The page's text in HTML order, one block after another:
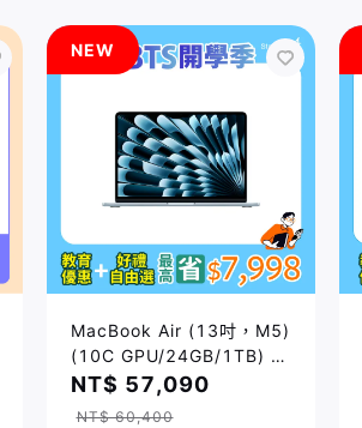
NEW
MacBook Air (13吋，M5)
(10C GPU/24GB/1TB) /
四色｜預購，到貨後依訂單
順序出貨
NT$ 57,090
NT$ 60,400